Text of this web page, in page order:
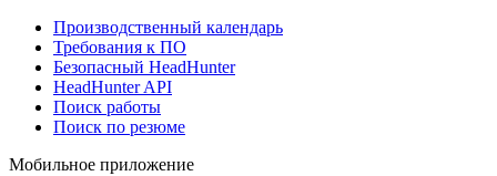
Производственный календарь
Требования к ПО
Безопасный HeadHunter
HeadHunter API
Поиск работы
Поиск по резюме
Мобильное приложение